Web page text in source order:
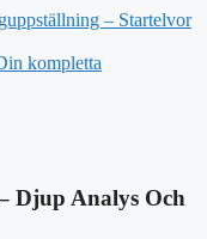
– Startelvor
kompletta
Djup Analys Och